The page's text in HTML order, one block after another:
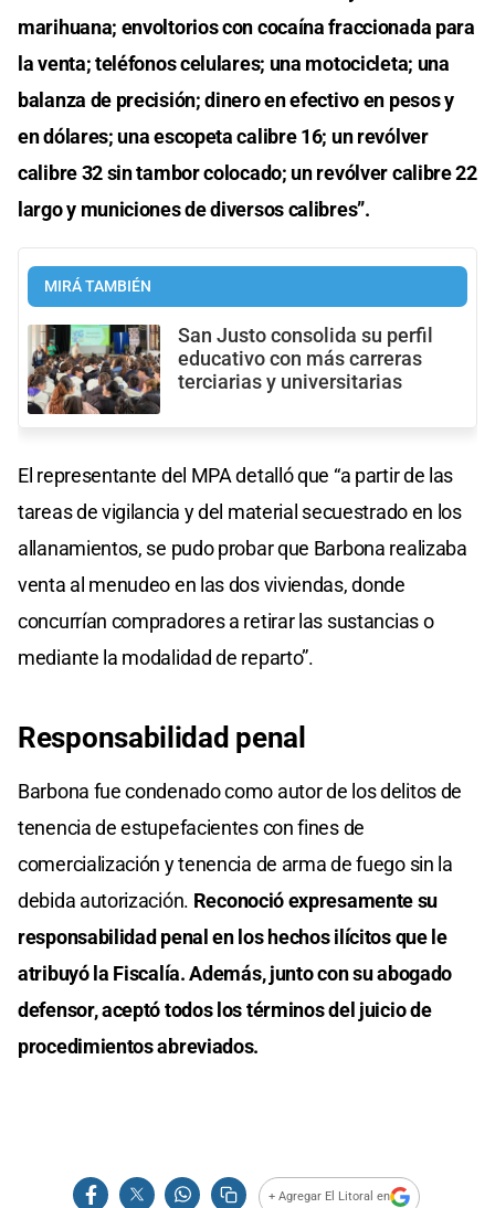
marihuana; envoltorios con cocaína fraccionada para
la venta; teléfonos celulares; una motocicleta; una
balanza de precisión; dinero en efectivo en pesos y
en dólares; una escopeta calibre 16; un revólver
calibre 32 sin tambor colocado; un revólver calibre 22
largo y municiones de diversos calibres”.
MIRÁ TAMBIÉN
San Justo consolida su perfil
educativo con más carreras
terciarias y universitarias
El representante del MPA detalló que “a partir de las
tareas de vigilancia y del material secuestrado en los
allanamientos, se pudo probar que Barbona realizaba
venta al menudeo en las dos viviendas, donde
concurrían compradores a retirar las sustancias o
mediante la modalidad de reparto”.
Responsabilidad penal
Barbona fue condenado como autor de los delitos de
tenencia de estupefacientes con fines de
comercialización y tenencia de arma de fuego sin la
debida autorización. Reconoció expresamente su
responsabilidad penal en los hechos ilícitos que le
atribuyó la Fiscalía. Además, junto con su abogado
defensor, aceptó todos los términos del juicio de
procedimientos abreviados.
+ Agregar El Litoral en